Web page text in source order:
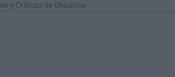
y Críticas de Usuarios